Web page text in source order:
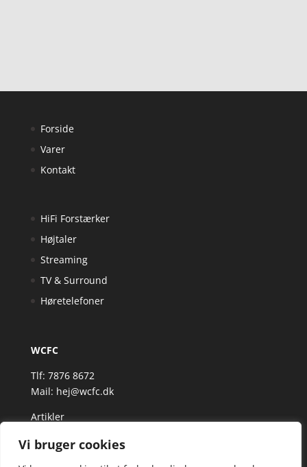
Vi bruger cookies
Forside
Varer
Kontakt
HiFi Forstærker
Højtaler
Streaming
TV & Surround
Høretelefoner
WCFC
Tlf: 7876 8672
Mail: hej@wcfc.dk
Artikler